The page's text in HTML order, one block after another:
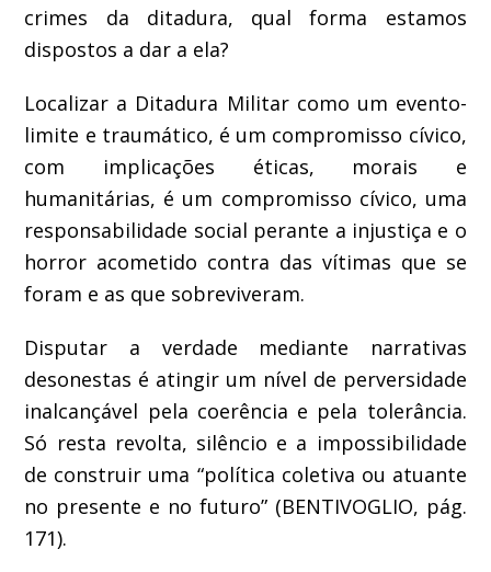
crimes da ditadura, qual forma estamos
dispostos a dar a ela?
Localizar a Ditadura Militar como um evento-
limite e traumático, é um compromisso cívico,
com implicações éticas, morais e
humanitárias, é um compromisso cívico, uma
responsabilidade social perante a injustiça e o
horror acometido contra das vítimas que se
foram e as que sobreviveram.
Disputar a verdade mediante narrativas
desonestas é atingir um nível de perversidade
inalcançável pela coerência e pela tolerância.
Só resta revolta, silêncio e a impossibilidade
de construir uma “política coletiva ou atuante
no presente e no futuro” (BENTIVOGLIO, pág.
171).